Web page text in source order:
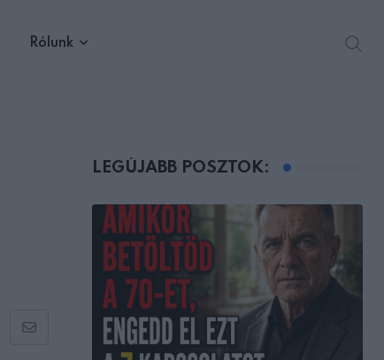
Rólunk
Share
LEGÚJABB POSZTOK: